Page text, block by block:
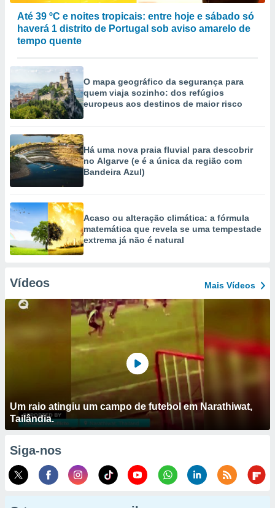
Até 39 ºC e noites tropicais: entre hoje e sábado só
haverá 1 distrito de Portugal sob aviso amarelo de
tempo quente
O mapa geográfico da segurança para
quem viaja sozinho: dos refúgios
europeus aos destinos de maior risco
Há uma nova praia fluvial para descobrir
no Algarve (e é a única da região com
Bandeira Azul)
Acaso ou alteração climática: a fórmula
matemática que revela se uma tempestade
extrema já não é natural
Vídeos Mais Vídeos
Um raio atingiu um campo de futebol em Narathiwat,
Tailândia.
Siga-nos